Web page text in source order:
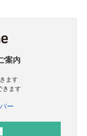
案内
ます
きます
ー